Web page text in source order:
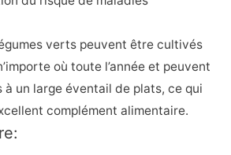
verts peuvent être cultivés
où toute l’année et peuvent
à un large éventail de plats, ce qui
complément alimentaire.